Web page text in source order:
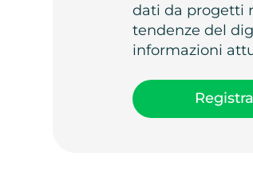
dati da progetti
tendenze del
informazioni